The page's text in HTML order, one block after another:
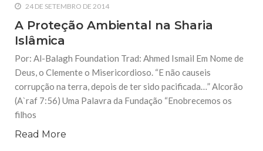
24 DE SETEMBRO DE 2014
A Proteção Ambiental na Sharia
Islâmica
Por: Al-Balagh Foundation Trad: Ahmed Ismail Em Nome de
Deus, o Clemente o Misericordioso. “E não causeis
corrupção na terra, depois de ter sido pacificada…” Alcorão
(A`raf 7:56) Uma Palavra da Fundação “Enobrecemos os
filhos
Read More